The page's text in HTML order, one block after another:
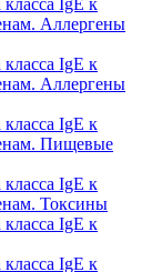
IgE к
Аллергены
IgE к
Аллергены
IgE к
Пищевые
IgE к
Токсины
IgE к
IgE к